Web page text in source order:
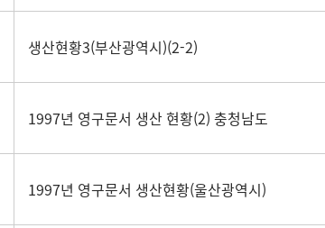
생산현황3(부산광역시)(2-2)
1997년 영구문서 생산 현황(2) 충청남도
1997년 영구문서 생산현황(울산광역시)